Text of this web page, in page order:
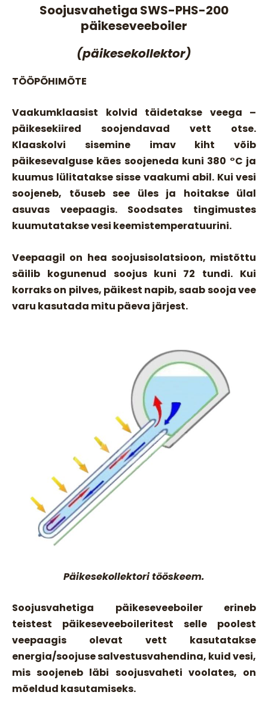
Soojusvahetiga SWS-PHS-200
päikeseveeboiler
(päikesekollektor)
TÖÖPÕHIMÕTE
Vaakumklaasist kolvid täidetakse veega –
päikesekiired soojendavad vett otse.
Klaaskolvi sisemine imav kiht võib
päikesevalguse käes soojeneda kuni 380 °C ja
kuumus lülitatakse sisse vaakumi abil. Kui vesi
soojeneb, tõuseb see üles ja hoitakse ülal
asuvas veepaagis. Soodsates tingimustes
kuumutatakse vesi keemistemperatuurini.
Veepaagil on hea soojusisolatsioon, mistõttu
säilib kogunenud soojus kuni 72 tundi. Kui
korraks on pilves, päikest napib, saab sooja vee
varu kasutada mitu päeva järjest.
Päikesekollektori tööskeem.
Soojusvahetiga päikeseveeboiler erineb
teistest päikeseveeboileritest selle poolest
veepaagis olevat vett kasutatakse
energia/soojuse salvestusvahendina, kuid vesi,
mis soojeneb läbi soojusvaheti voolates, on
mõeldud kasutamiseks.